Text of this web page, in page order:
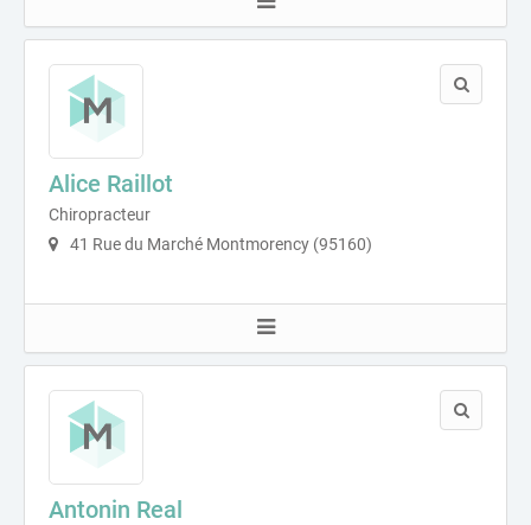
Alice Raillot
Chiropracteur
41 Rue du Marché Montmorency (95160)
Antonin Real